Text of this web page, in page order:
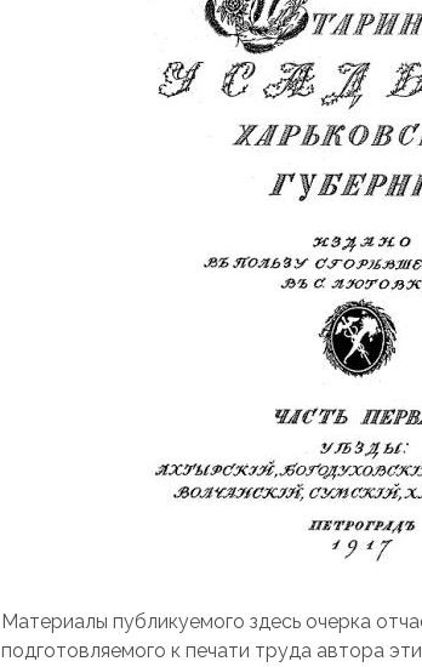
Материалы публикуемого здесь очерка
подготовляемого к печати труда автора